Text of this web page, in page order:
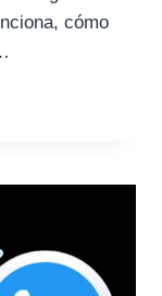
cómo